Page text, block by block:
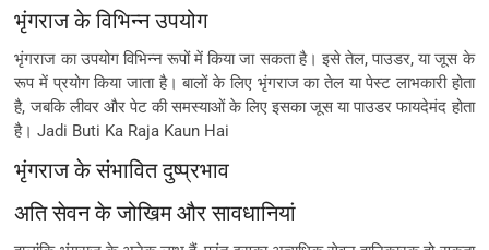
भृंगराज के विभिन्न उपयोग
भृंगराज का उपयोग विभिन्न रूपों में किया जा सकता है। इसे तेल, पाउडर, या जूस के
रूप में प्रयोग किया जाता है। बालों के लिए भृंगराज का तेल या पेस्ट लाभकारी होता
है, जबकि लीवर और पेट की समस्याओं के लिए इसका जूस या पाउडर फायदेमंद होता
है। Jadi Buti Ka Raja Kaun Hai
भृंगराज के संभावित दुष्प्रभाव
अति सेवन के जोखिम और सावधानियां